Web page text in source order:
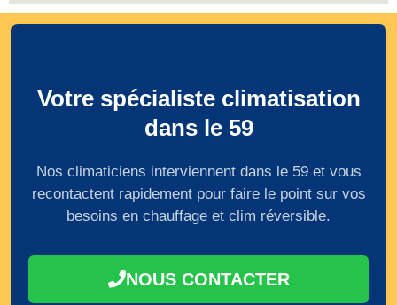
Votre spécialiste climatisation
dans le 59
Nos climaticiens interviennent dans le 59 et vous
recontactent rapidement pour faire le point sur vos
besoins en chauffage et clim réversible.
NOUS CONTACTER